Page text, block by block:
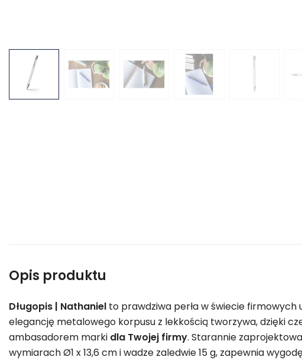
Opis produktu
Długopis | Nathaniel to prawdziwa perła w świecie firmowych
elegancję metalowego korpusu z lekkością tworzywa, dzięki
ambasadorem marki dla Twojej firmy. Starannie
wymiarach Ø1 x 13,6 cm i wadze zaledwie 15 g, zapewnia